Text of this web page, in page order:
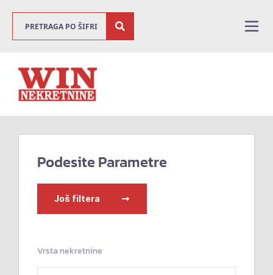
Podesite Parametre
Još filtera
Vrsta nekretnine